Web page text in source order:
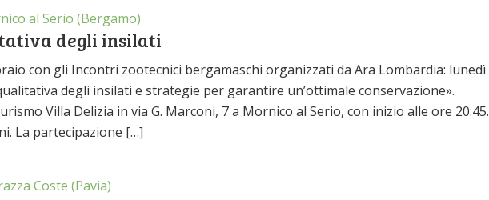
al Serio (Bergamo)
degli insilati
con gli Incontri zootecnici bergamaschi organizzati da Ara Lombardia: lunedì
degli insilati e strategie per garantire un’ottimale conservazione».
Villa Delizia in via G. Marconi, 7 a Mornico al Serio, con inizio alle ore 20:45.
La partecipazione […]
Coste (Pavia)